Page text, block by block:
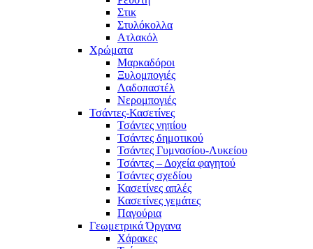
Στικ
Στυλόκολλα
Ατλακόλ
Χρώματα
Μαρκαδόροι
Ξυλομπογιές
Λαδοπαστέλ
Νερομπογιές
Τσάντες-Κασετίνες
Τσάντες νηπίου
Τσάντες δημοτικού
Τσάντες Γυμνασίου-Λυκείου
Τσάντες – Δοχεία φαγητού
Τσάντες σχεδίου
Κασετίνες απλές
Κασετίνες γεμάτες
Παγούρια
Γεωμετρικά Όργανα
Χάρακες